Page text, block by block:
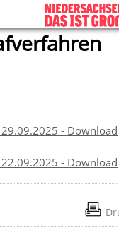
- Download
- Download